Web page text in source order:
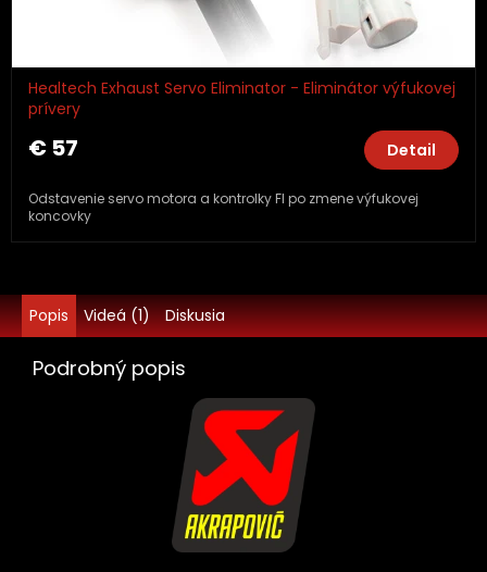
Healtech Exhaust Servo Eliminator - Eliminátor výfukovej
prívery
€ 57 Detail
Odstavenie servo motora a kontrolky FI po zmene výfukovej
koncovky
Popis Videá (1) Diskusia
Podrobný popis